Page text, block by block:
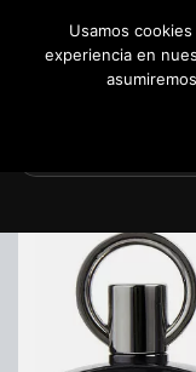
Usamos
experiencia en